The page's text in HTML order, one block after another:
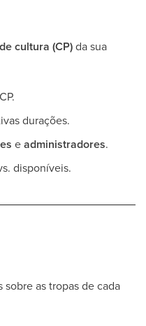
cultura (CP)da sua
durações.
eadministradores.
disponíveis.
as tropas de cada